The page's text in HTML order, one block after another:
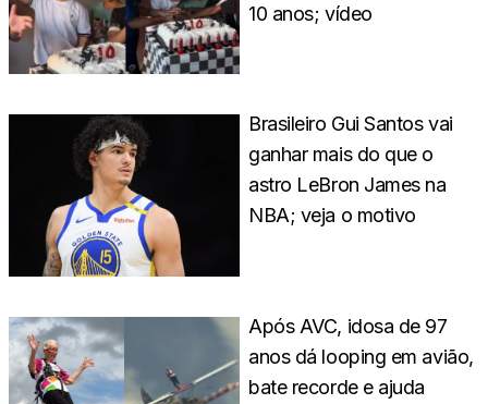
10 anos; vídeo
Brasileiro Gui Santos vai
ganhar mais do que o
astro LeBron James na
NBA; veja o motivo
Após AVC, idosa de 97
anos dá looping em avião,
bate recorde e ajuda